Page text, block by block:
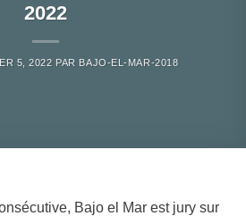
2022
5, 2022 PAR BAJO-EL-MAR-2018
Bajo el Mar est jury sur